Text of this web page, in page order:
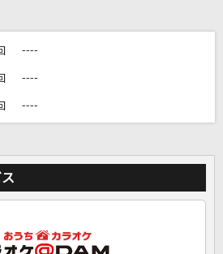
ケをもっと楽しもう！
達と一緒に！練習にも！
回 ----
回 ----
回 ----